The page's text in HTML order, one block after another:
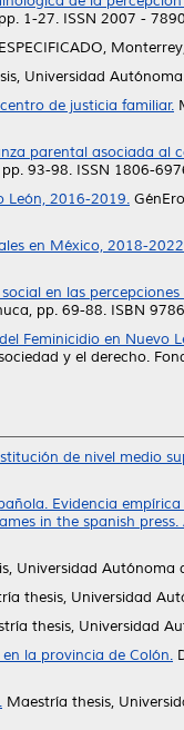
1-27. ISSN 2007 - 7890
Universidad
de justicia familiar.
parental asociada al
93-98. ISSN 1806-
León, 2016-2019.
en México, 2018-
en las
pp. 69-88. ISBN
Feminicidio en Nuevo
y el derecho.
de nivel medio
Evidencia
in the spanish
Universidad Autónoma
thesis, Universidad
thesis, Universidad
la provincia de Colón.
Maestría thesis,